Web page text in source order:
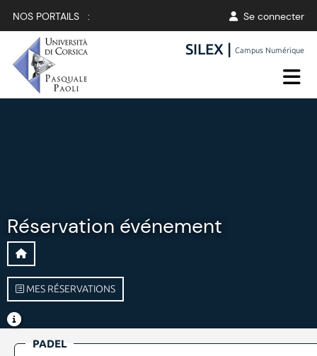
NOS PORTAILS : Se connecter
SILEX |Campus Numérique
Réservation événement
MES RÉSERVATIONS
PADEL